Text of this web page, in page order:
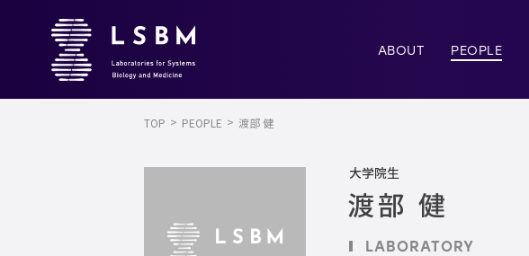
ABOUT PEOPLE
TOP PEOPLE 渡部 健
大学院生
渡部 健
LABORATORY